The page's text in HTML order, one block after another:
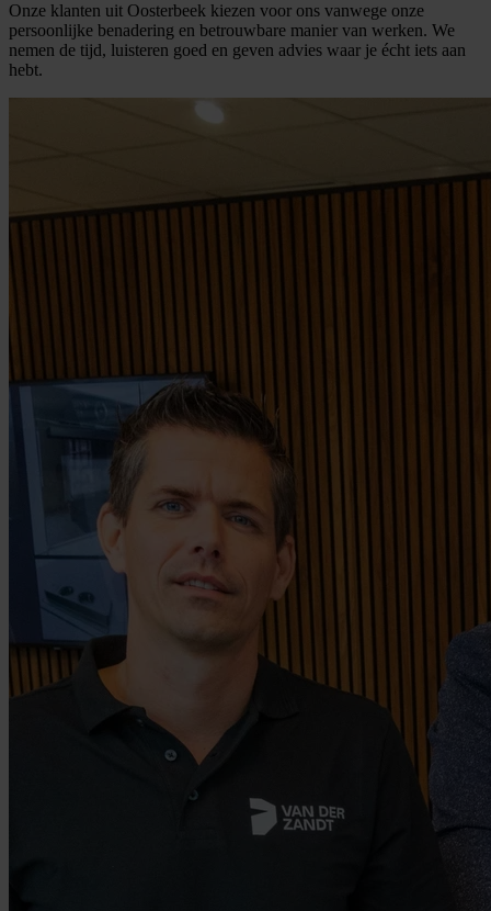
Onze klanten uit Oosterbeek kiezen voor ons vanwege onze
persoonlijke benadering en betrouwbare manier van werken. We
nemen de tijd, luisteren goed en geven advies waar je écht iets aan
hebt.